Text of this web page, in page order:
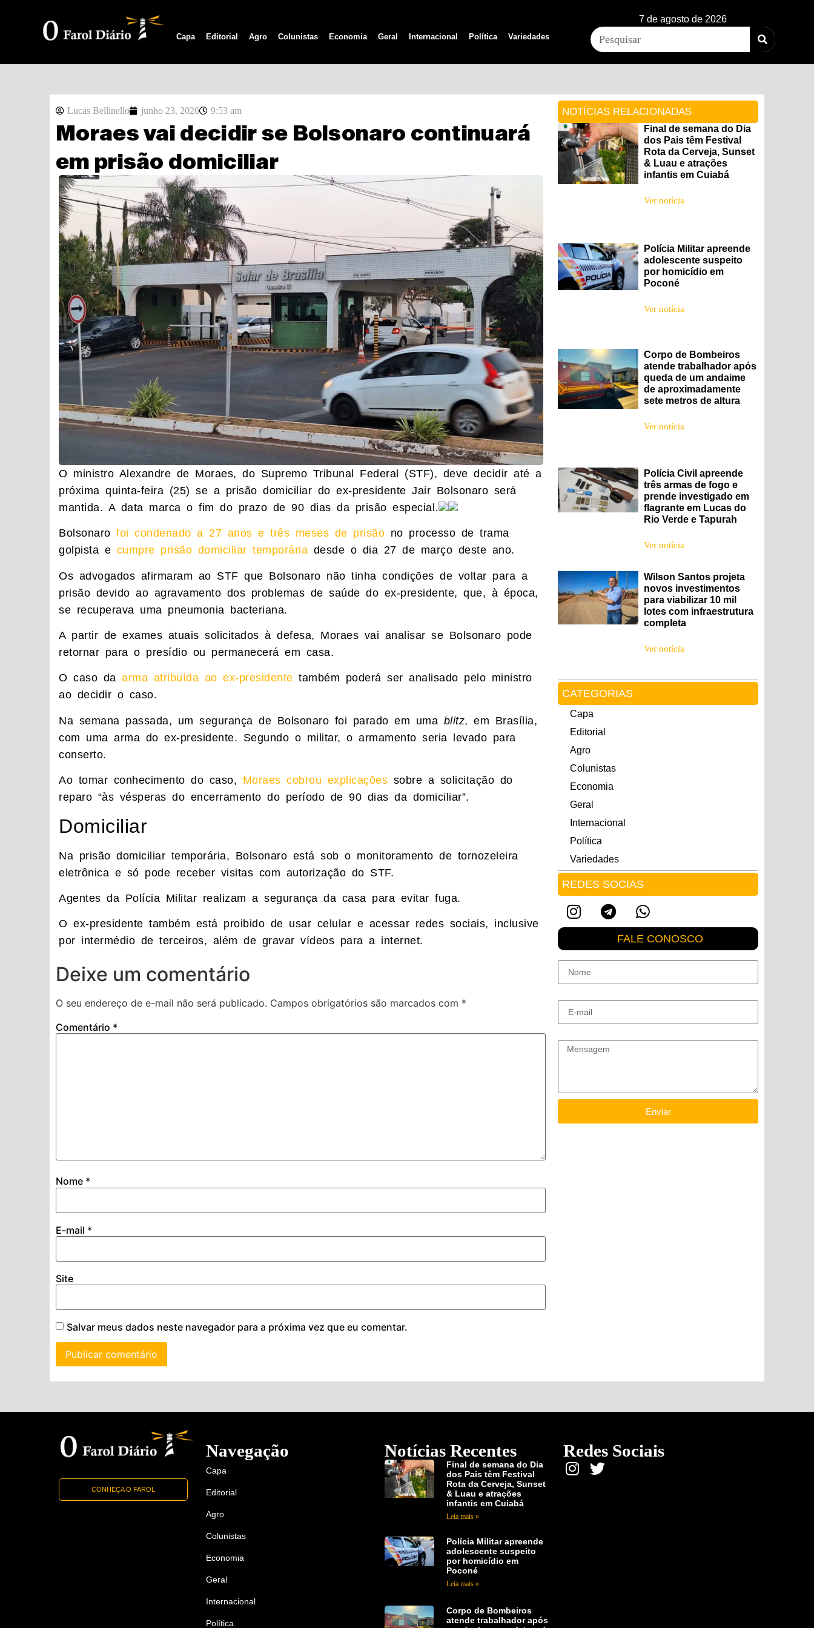
Capa Editorial Agro Colunistas Economia Geral Internacional Política Variedades
7 de agosto de 2026
Lucas Bellinello junho 23, 2026 9:53 am
Moraes vai decidir se Bolsonaro continuará
em prisão domiciliar
O ministro Alexandre de Moraes, do Supremo Tribunal Federal (STF), deve decidir até a
próxima quinta-feira (25) se a prisão domiciliar do ex-presidente Jair Bolsonaro será
mantida. A data marca o fim do prazo de 90 dias da prisão especial.
Bolsonaro foi condenado a 27 anos e três meses de prisão no processo de trama
golpista e cumpre prisão domiciliar temporária desde o dia 27 de março deste ano.
Os advogados afirmaram ao STF que Bolsonaro não tinha condições de voltar para a
prisão devido ao agravamento dos problemas de saúde do ex-presidente, que, à época,
se recuperava uma pneumonia bacteriana.
A partir de exames atuais solicitados à defesa, Moraes vai analisar se Bolsonaro pode
retornar para o presídio ou permanecerá em casa.
O caso da arma atribuída ao ex-presidente também poderá ser analisado pelo ministro
ao decidir o caso.
Na semana passada, um segurança de Bolsonaro foi parado em uma blitz, em Brasília,
com uma arma do ex-presidente. Segundo o militar, o armamento seria levado para
conserto.
Ao tomar conhecimento do caso, Moraes cobrou explicações sobre a solicitação do
reparo “às vésperas do encerramento do período de 90 dias da domiciliar”.
Domiciliar
Na prisão domiciliar temporária, Bolsonaro está sob o monitoramento de tornozeleira
eletrônica e só pode receber visitas com autorização do STF.
Agentes da Polícia Militar realizam a segurança da casa para evitar fuga.
O ex-presidente também está proibido de usar celular e acessar redes sociais, inclusive
por intermédio de terceiros, além de gravar vídeos para a internet.
Deixe um comentário
O seu endereço de e-mail não será publicado. Campos obrigatórios são marcados com *
Comentário *
Nome *
E-mail *
Site
Salvar meus dados neste navegador para a próxima vez que eu comentar.
NOTÍCIAS RELACIONADAS
Final de semana do Dia
dos Pais têm Festival
Rota da Cerveja, Sunset
& Luau e atrações
infantis em Cuiabá
Ver notícia
Polícia Militar apreende
adolescente suspeito
por homicídio em
Poconé
Ver notícia
Corpo de Bombeiros
atende trabalhador após
queda de um andaime
de aproximadamente
sete metros de altura
Ver notícia
Polícia Civil apreende
três armas de fogo e
prende investigado em
flagrante em Lucas do
Rio Verde e Tapurah
Ver notícia
Wilson Santos projeta
novos investimentos
para viabilizar 10 mil
lotes com infraestrutura
completa
Ver notícia
CATEGORIAS
Capa
Editorial
Agro
Colunistas
Economia
Geral
Internacional
Política
Variedades
REDES SOCIAS
FALE CONOSCO
Enviar
CONHEÇA O FAROL
Navegação
Capa
Editorial
Agro
Colunistas
Economia
Geral
Internacional
Política
Notícias Recentes
Final de semana do Dia
dos Pais têm Festival
Rota da Cerveja, Sunset
& Luau e atrações
infantis em Cuiabá
Leia mais »
Polícia Militar apreende
adolescente suspeito
por homicídio em
Poconé
Leia mais »
Corpo de Bombeiros
atende trabalhador após
Redes Sociais